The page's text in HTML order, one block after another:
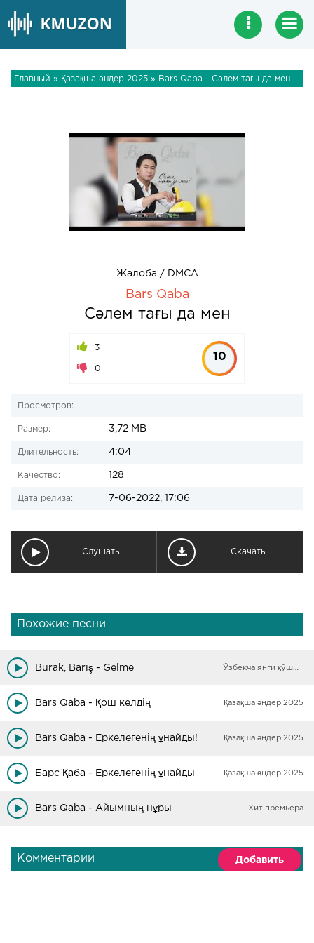
Главный » Қазақша әндер 2025 » Bars Qaba - Сәлем тағы да мен
Жалоба / DMCA
Bars Qaba
Сәлем тағы да мен
3
0
10
Просмотров:
Размер: 3,72 MB
Длительность: 4:04
Качество: 128
Дата релиза: 7-06-2022, 17:06
Слушать Скачать
Похожие песни
Burak, Barış - Gelme Ўзбекча янги қўшиқлар
Bars Qaba - Қош келдің Қазақша әндер 2025
Bars Qaba - Еркелегенің ұнайды! Қазақша әндер 2025
Барс Қаба - Еркелегенің ұнайды Қазақша әндер 2025
Bars Qaba - Айымның нұры Хит премьера
Комментарии Добавить